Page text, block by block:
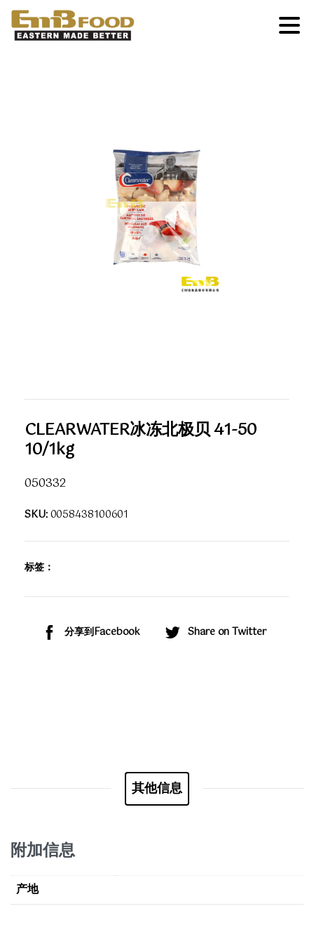
CLEARWATER冰冻北极贝 41-50
10/1kg
050332
SKU:0058438100601
标签：
分享到Facebook Share on Twitter
其他信息
附加信息
产地